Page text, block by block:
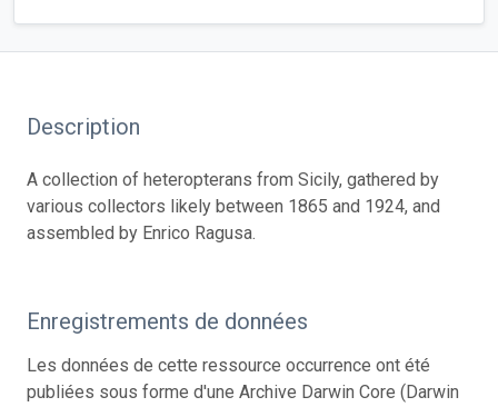
Description
A collection of heteropterans from Sicily, gathered by
various collectors likely between 1865 and 1924, and
assembled by Enrico Ragusa.
Enregistrements de données
Les données de cette ressource occurrence ont été
publiées sous forme d'une Archive Darwin Core (Darwin